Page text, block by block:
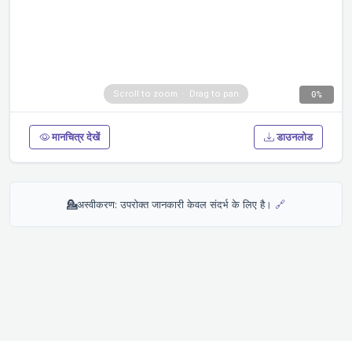
0%
मानचित्र देखें डाउनलोड
💁अस्वीकरण: उपरोक्त जानकारी केवल संदर्भ के लिए है। 🔗